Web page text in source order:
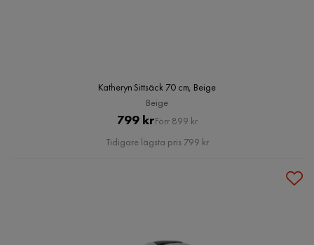
Katheryn Sittsäck 70 cm, Beige
Beige
Pris
799 krOriginal
Pris
Förr 899 kr
Tidigare lägsta pris 799 kr